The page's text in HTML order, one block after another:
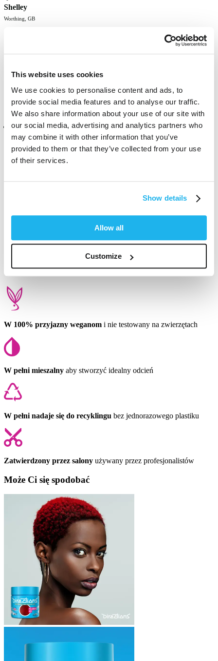
This website uses cookies
We use cookies to personalise content and ads, to
provide social media features and to analyse our traffic.
We also share information about your use of our site with
our social media, advertising and analytics partners who
may combine it with other information that you’ve
provided to them or that they’ve collected from your use
of their services.
Show details
Allow all
Customize
Shelley
Worthing, GB
my new go-to colour. looks great with tanned skin
Czy ta opinia była pomocna? Tak Zgłoś
Zweryfikowany klient
Steph Camilleri
Qormi, MT
The best hair toners ever!
10 miesięcy temu
1 2
W 100% przyjazny weganom i nie testowany na zwierzętach
W pełni mieszalny aby stworzyć idealny odcień
W pełni nadaje się do recyklingu bez jednorazowego plastiku
Zatwierdzony przez salony używany przez profesjonalistów
Może Ci się spodobać